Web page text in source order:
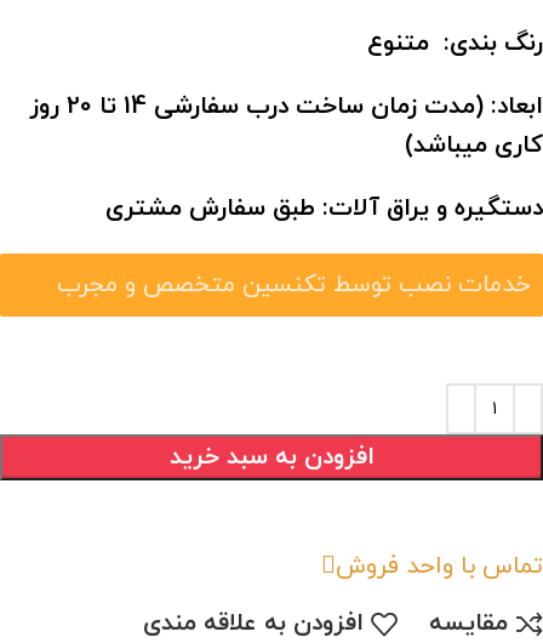
رنگ بندی: متنوع
ابعاد:
(مدت زمان ساخت درب سفارشی 14 تا 20 روز
کاری میباشد)
دستگیره و یراق آلات: طبق سفارش مشتری
خدمات نصب توسط تکنسین متخصص و مجرب
افزودن به سبد خرید
تماس با واحد فروش
مقایسه
افزودن به علاقه مندی